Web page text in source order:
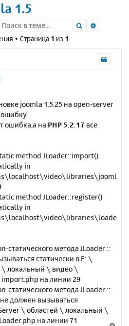
1.5
Поиск
• Страница 1 из 1
joomla 1.5.25 на open-server
ошибку.
ошибка,а на PHP 5.2.17 все
method JLoader::import()
in
method JLoader::register()
in
статического метода JLoader ::
статически в E: \
\ локальный \ видео \
на линии 29
статического метода JLoader ::
должен вызываться
\ областей \ локальный \
на линии 71